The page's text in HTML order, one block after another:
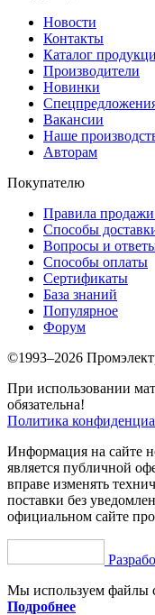
Новости
Контакты
Каталог
Производители
Новинки
Вакансии
Наше
Авторам
Покупателю
Правила продажи
Способы
Вопросы и
Способы оплаты
Сертификаты
База знаний
Популярное
Форум
©1993–2026
При использовании
обязательна!
Политика
Информация на сайте
является публичной
вправе изменять
поставки без
официальном сайте
Мы используем файлы
Подробнее